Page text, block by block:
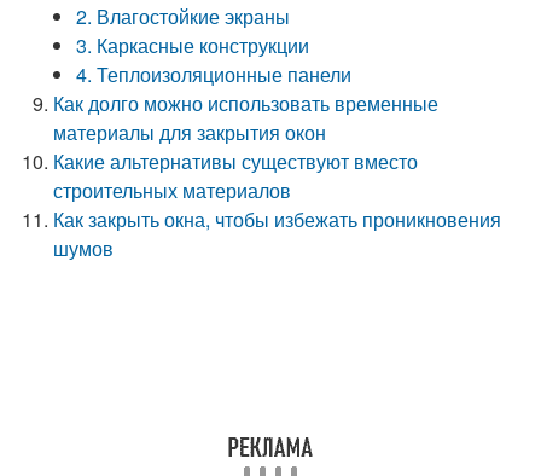
2. Влагостойкие экраны
3. Каркасные конструкции
4. Теплоизоляционные панели
Как долго можно использовать временные
материалы для закрытия окон
Какие альтернативы существуют вместо
строительных материалов
Как закрыть окна, чтобы избежать проникновения
шумов